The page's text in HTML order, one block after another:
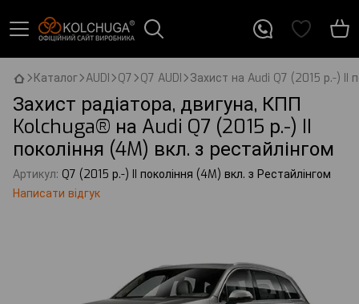
Каталог AUDI Q7 Q7 AUDI Захист на Audi Q7 (2015 р.-) II
Захист радіатора, двигуна, КПП
Kolchuga® на Audi Q7 (2015 р.-) II
покоління (4M) вкл. з рестайлінгом
Артикул: Q7 (2015 р.-) II покоління (4M) вкл. з Рестайлінгом
Написати відгук